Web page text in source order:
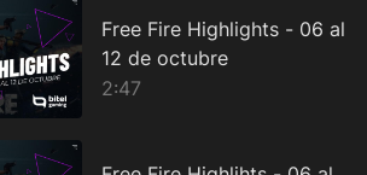
Free Fire Highlights - 06 al
12 de octubre
2:47